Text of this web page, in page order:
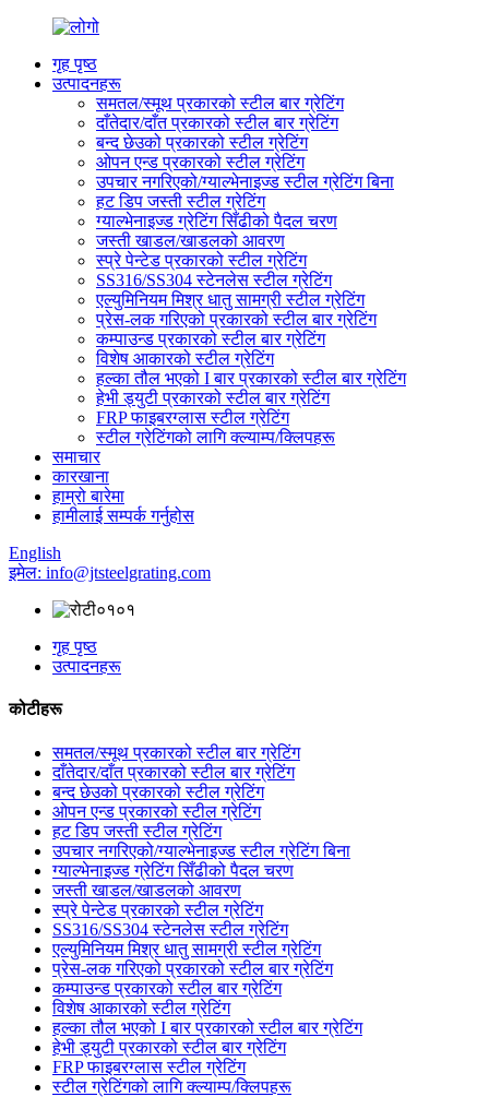
गृह पृष्ठ
उत्पादनहरू
समतल/स्मूथ प्रकारको स्टील बार ग्रेटिंग
दाँतेदार/दाँत प्रकारको स्टील बार ग्रेटिंग
बन्द छेउको प्रकारको स्टील ग्रेटिंग
ओपन एन्ड प्रकारको स्टील ग्रेटिंग
उपचार नगरिएको/ग्याल्भेनाइज्ड स्टील ग्रेटिंग बिना
हट डिप जस्ती स्टील ग्रेटिंग
ग्याल्भेनाइज्ड ग्रेटिंग सिँढीको पैदल चरण
जस्ती खाडल/खाडलको आवरण
स्प्रे पेन्टेड प्रकारको स्टील ग्रेटिंग
SS316/SS304 स्टेनलेस स्टील ग्रेटिंग
एल्युमिनियम मिश्र धातु सामग्री स्टील ग्रेटिंग
प्रेस-लक गरिएको प्रकारको स्टील बार ग्रेटिंग
कम्पाउन्ड प्रकारको स्टील बार ग्रेटिंग
विशेष आकारको स्टील ग्रेटिंग
हल्का तौल भएको I बार प्रकारको स्टील बार ग्रेटिंग
हेभी ड्युटी प्रकारको स्टील बार ग्रेटिंग
FRP फाइबरग्लास स्टील ग्रेटिंग
स्टील ग्रेटिंगको लागि क्ल्याम्प/क्लिपहरू
समाचार
कारखाना
हाम्रो बारेमा
हामीलाई सम्पर्क गर्नुहोस
English
इमेल: info@jtsteelgrating.com
गृह पृष्ठ
उत्पादनहरू
कोटीहरू
समतल/स्मूथ प्रकारको स्टील बार ग्रेटिंग
दाँतेदार/दाँत प्रकारको स्टील बार ग्रेटिंग
बन्द छेउको प्रकारको स्टील ग्रेटिंग
ओपन एन्ड प्रकारको स्टील ग्रेटिंग
हट डिप जस्ती स्टील ग्रेटिंग
उपचार नगरिएको/ग्याल्भेनाइज्ड स्टील ग्रेटिंग बिना
ग्याल्भेनाइज्ड ग्रेटिंग सिँढीको पैदल चरण
जस्ती खाडल/खाडलको आवरण
स्प्रे पेन्टेड प्रकारको स्टील ग्रेटिंग
SS316/SS304 स्टेनलेस स्टील ग्रेटिंग
एल्युमिनियम मिश्र धातु सामग्री स्टील ग्रेटिंग
प्रेस-लक गरिएको प्रकारको स्टील बार ग्रेटिंग
कम्पाउन्ड प्रकारको स्टील बार ग्रेटिंग
विशेष आकारको स्टील ग्रेटिंग
हल्का तौल भएको I बार प्रकारको स्टील बार ग्रेटिंग
हेभी ड्युटी प्रकारको स्टील बार ग्रेटिंग
FRP फाइबरग्लास स्टील ग्रेटिंग
स्टील ग्रेटिंगको लागि क्ल्याम्प/क्लिपहरू